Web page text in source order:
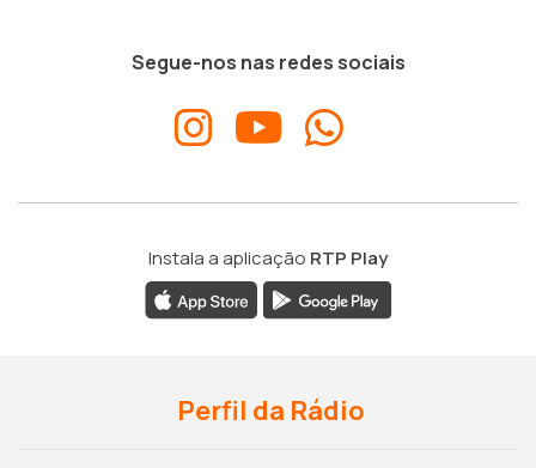
Segue-nos nas redes sociais
Instala a aplicação RTP Play
Perfil da Rádio